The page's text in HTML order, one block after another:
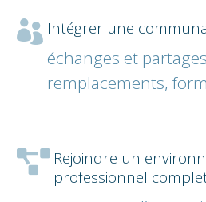
 Intégrer une
échanges et
remplacements,
 Rejoindre un
professionnel